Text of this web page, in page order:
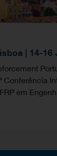
| 14-16
Conferência
em